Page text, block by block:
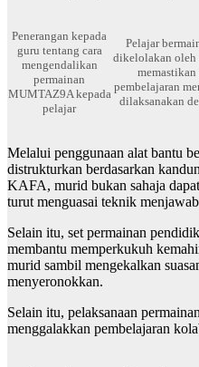
Penerangan kepada
guru tentang cara
mengendalikan
permainan
MUMTAZ9A kepada
pelajar
Pelajar
dikelolakan oleh
memastikan
pembelajaran
dilaksanakan
Melalui penggunaan alat bantu
distrukturkan berdasarkan
KAFA, murid bukan sahaja
turut menguasai teknik
Selain itu, set permainan
membantu memperkukuh
murid sambil mengekalkan
menyeronokkan.
Selain itu, pelaksanaan
menggalakkan pembelajaran